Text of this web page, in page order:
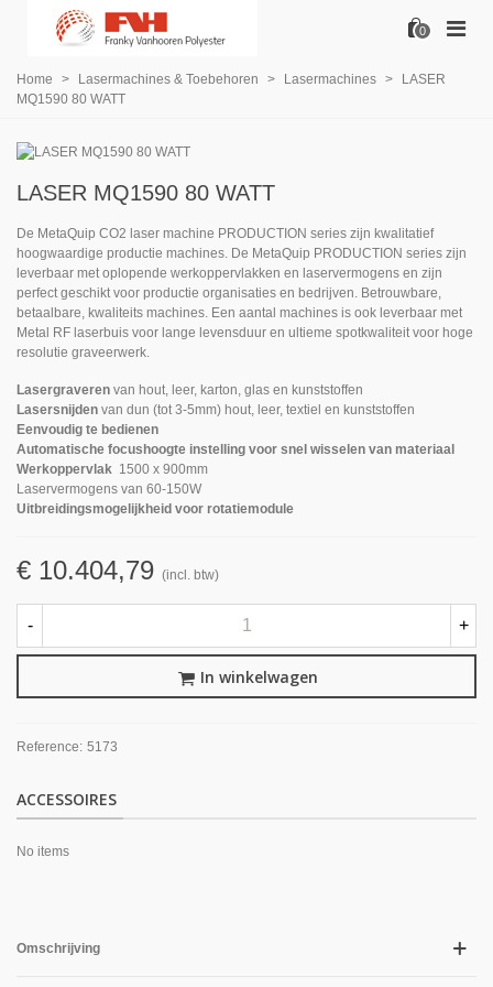
0
Home > Lasermachines & Toebehoren > Lasermachines >
LASER
MQ1590 80 WATT
LASER MQ1590 80 WATT
De MetaQuip CO2 laser machine PRODUCTION series zijn kwalitatief
hoogwaardige productie machines. De MetaQuip PRODUCTION series zijn
leverbaar met oplopende werkoppervlakken en laservermogens en zijn
perfect geschikt voor productie organisaties en bedrijven. Betrouwbare,
betaalbare, kwaliteits machines. Een aantal machines is ook leverbaar met
Metal RF laserbuis voor lange levensduur en ultieme spotkwaliteit voor hoge
resolutie graveerwerk.
Lasergraveren van hout, leer, karton, glas en kunststoffen
Lasersnijden van dun (tot 3-5mm) hout, leer, textiel en kunststoffen
Eenvoudig te bedienen
Automatische focushoogte instelling voor snel wisselen van materiaal
Werkoppervlak 1500 x 900mm
Laservermogens van 60-150W
Uitbreidingsmogelijkheid voor rotatiemodule
€ 10.404,79 (incl. btw)
- +
In winkelwagen
Reference: 5173
ACCESSOIRES
No items
Omschrijving